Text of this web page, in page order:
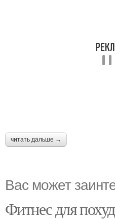
читать дальше →
Вас может
Фитнес для